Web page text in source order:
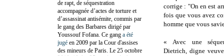
corrige : "On en est
fois que vous avez
homme que vous
« Avec une
Dietrich, digne
de rapt, de séquestration
accompagnée d’actes de torture et
d’assassinat antisémite, commis par
le gang des Barbares dirigé par
Youssouf Fofana. Ce gang a été
jugé en 2009 par la Cour d'assises
des mineurs de Paris. Le 25 octobre